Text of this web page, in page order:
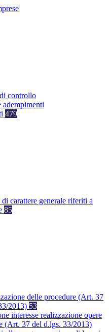
controllo
479
carattere generale riferiti a
85
delle procedure (Art. 37
2013) 53
interesse realizzazione opere
(Art. 37 del d.lgs. 33/2013)